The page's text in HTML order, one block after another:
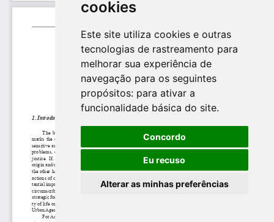
cookies
Este site utiliza cookies e outras
tecnologias de rastreamento para
melhorar sua experiência de
navegação para os seguintes
propósitos: para ativar a
funcionalidade básica do site.
Concordo
Eu recuso
Alterar as minhas preferências